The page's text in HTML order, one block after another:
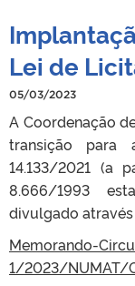
Lei de
05/03/2023
A Coordenação
transição
14.133/2021 (a
8.666/1993
divulgado
1/2023/NUMAT/